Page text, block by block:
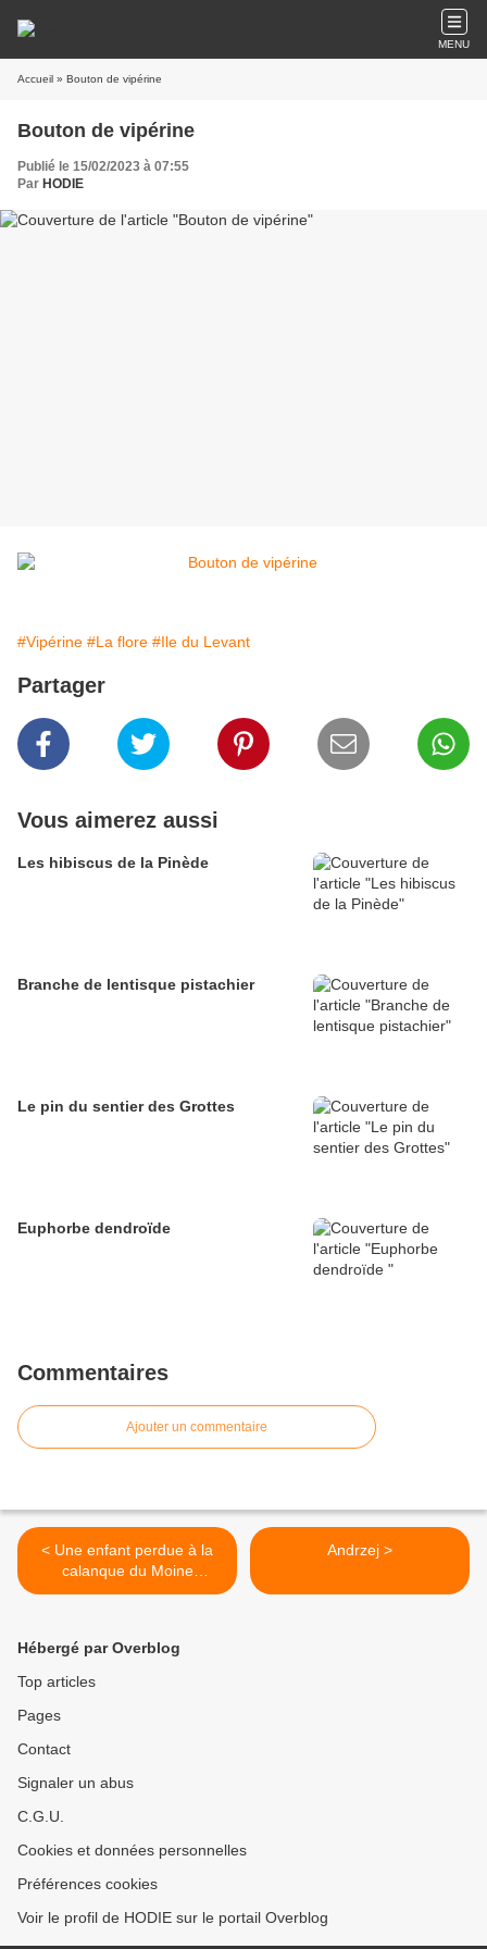
MENU
Accueil » Bouton de vipérine
Bouton de vipérine
Publié le 15/02/2023 à 07:55
Par HODIE
#Vipérine #La flore #Ile du Levant
Partager
Vous aimerez aussi
Les hibiscus de la Pinède
Branche de lentisque pistachier
Le pin du sentier des Grottes
Euphorbe dendroïde
Commentaires
Ajouter un commentaire
< Une enfant perdue à la
calanque du Moine
retrouvée par...
Andrzej >
Hébergé par Overblog
Top articles
Pages
Contact
Signaler un abus
C.G.U.
Cookies et données personnelles
Préférences cookies
Voir le profil de HODIE sur le portail Overblog